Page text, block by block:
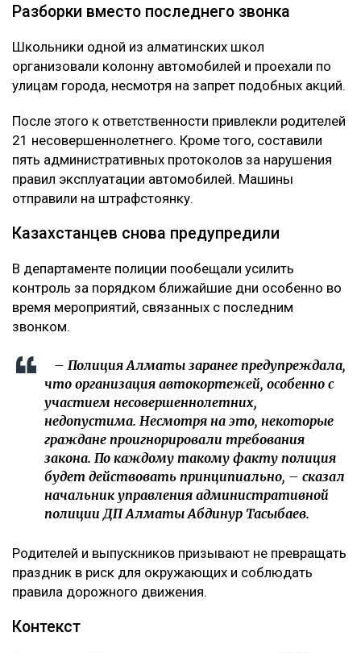
Разборки вместо последнего звонка
Школьники одной из алматинских школ
организовали колонну автомобилей и проехали по
улицам города, несмотря на запрет подобных акций.
После этого к ответственности привлекли родителей
21 несовершеннолетнего. Кроме того, составили
пять административных протоколов за нарушения
правил эксплуатации автомобилей. Машины
отправили на штрафстоянку.
Казахстанцев снова предупредили
В департаменте полиции пообещали усилить
контроль за порядком ближайшие дни особенно во
время мероприятий, связанных с последним
звонком.
– Полиция Алматы заранее предупреждала,
что организация автокортежей, особенно с
участием несовершеннолетних,
недопустима. Несмотря на это, некоторые
граждане проигнорировали требования
закона. По каждому такому факту полиция
будет действовать принципиально, – сказал
начальник управления административной
полиции ДП Алматы Абдинур Тасыбаев.
Родителей и выпускников призывают не превращать
праздник в риск для окружающих и соблюдать
правила дорожного движения.
Контекст